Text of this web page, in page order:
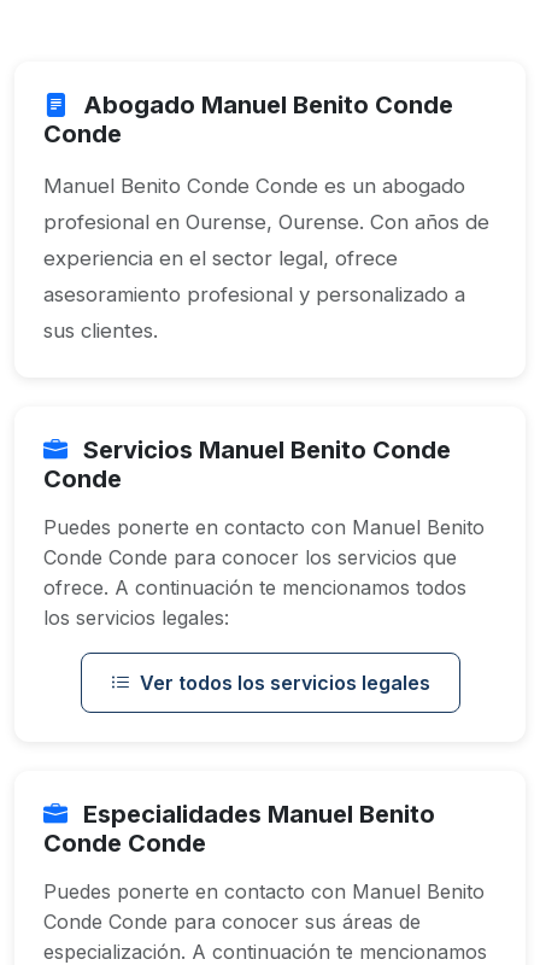
Abogado Manuel Benito Conde
Conde
Manuel Benito Conde Conde es un abogado
profesional en Ourense, Ourense. Con años de
experiencia en el sector legal, ofrece
asesoramiento profesional y personalizado a
sus clientes.
Servicios Manuel Benito Conde
Conde
Puedes ponerte en contacto con Manuel Benito
Conde Conde para conocer los servicios que
ofrece. A continuación te mencionamos todos
los servicios legales:
Ver todos los servicios legales
Especialidades Manuel Benito
Conde Conde
Puedes ponerte en contacto con Manuel Benito
Conde Conde para conocer sus áreas de
especialización. A continuación te mencionamos